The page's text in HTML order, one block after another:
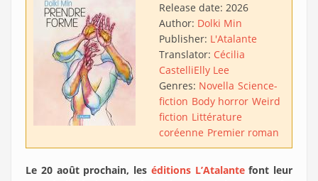
Release date: 2026
Author: Dolki Min
Publisher: L'Atalante
Translator: Cécilia
CastelliElly Lee
Genres: Novella Science-
fiction Body horror Weird
fiction Littérature
coréenne Premier roman
Le 20 août prochain, les éditions L’Atalantefont leur